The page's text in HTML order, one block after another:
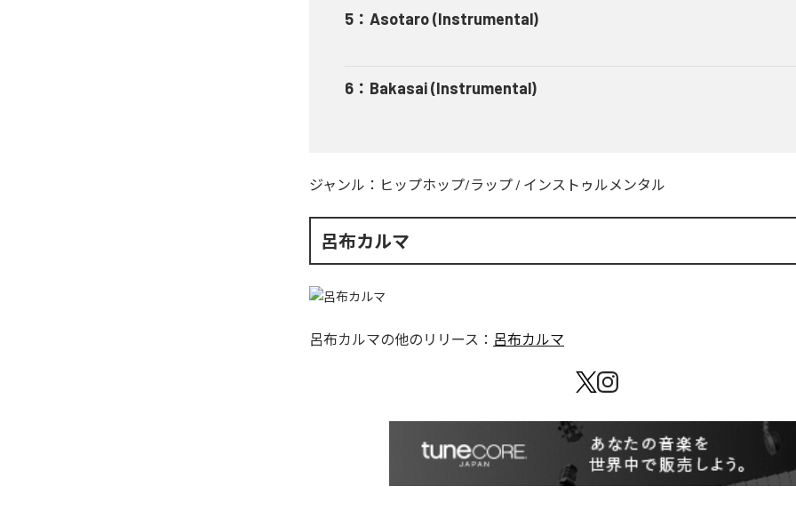
5 ： Asotaro (Instrumental)
6 ： Bakasai (Instrumental)
ジャンル： ヒップホップ/ラップ / インストゥルメンタル
呂布カルマ
呂布カルマの他のリリース： 呂布カルマ